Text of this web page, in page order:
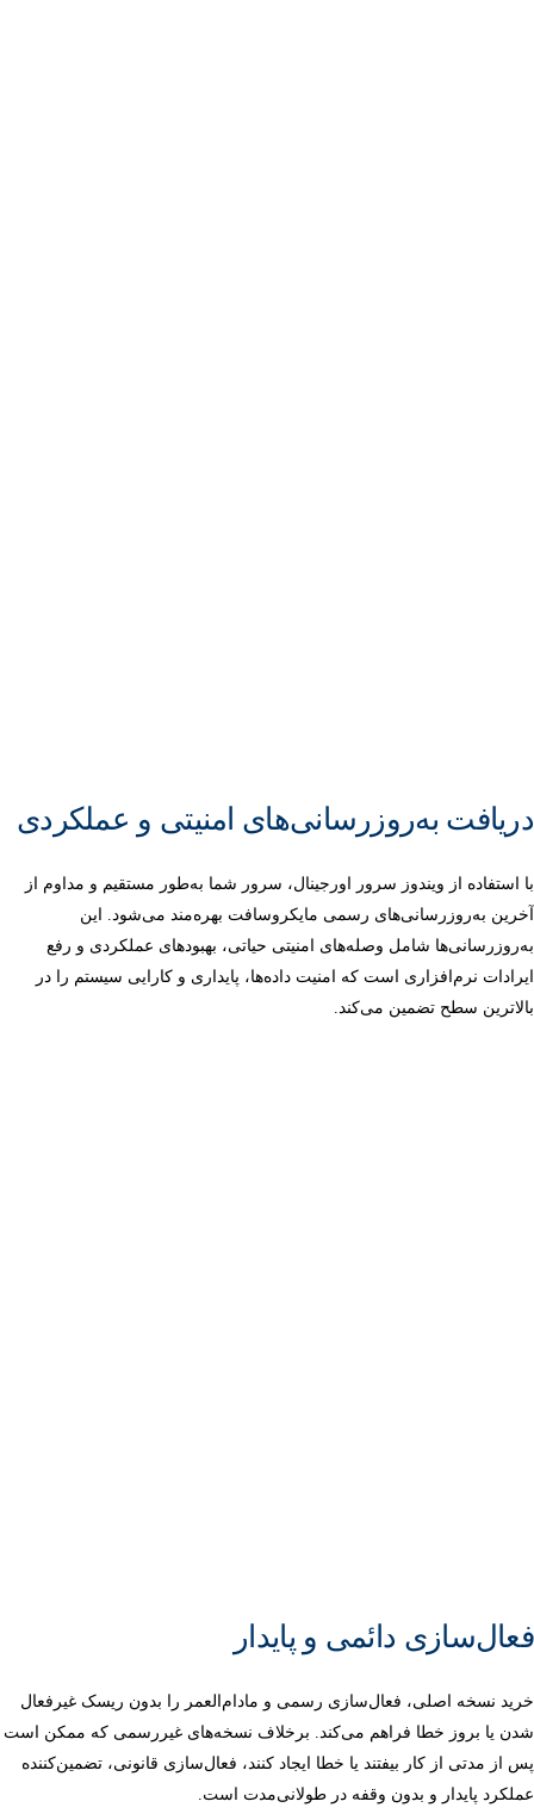
دریافت به‌روزرسانی‌های امنیتی و عملکردی
با استفاده از ویندوز سرور اورجینال، سرور شما به‌طور مستقیم و مداوم از
آخرین به‌روزرسانی‌های رسمی مایکروسافت بهره‌مند می‌شود. این
به‌روزرسانی‌ها شامل وصله‌های امنیتی حیاتی، بهبودهای عملکردی و رفع
ایرادات نرم‌افزاری است که امنیت داده‌ها، پایداری و کارایی سیستم را در
بالاترین سطح تضمین می‌کند.
فعال‌سازی دائمی و پایدار
خرید نسخه اصلی، فعال‌سازی رسمی و مادام‌العمر را بدون ریسک غیرفعال
شدن یا بروز خطا فراهم می‌کند. برخلاف نسخه‌های غیررسمی که ممکن است
پس از مدتی از کار بیفتند یا خطا ایجاد کنند، فعال‌سازی قانونی، تضمین‌کننده
عملکرد پایدار و بدون وقفه در طولانی‌مدت است.